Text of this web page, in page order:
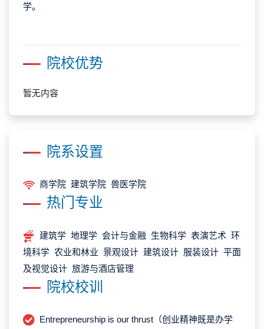
学。
院校优势
暂无内容
院系设置
商学院 建筑学院 兽医学院
热门专业
建筑学 地理学 会计与金融 生物科学 表演艺术 环
境科学 农业和林业 景观设计 建筑设计 服装设计 平面
及视觉设计 旅游与酒店管理
院校校训
Entrepreneurship is our thrust（创业精神既是办学